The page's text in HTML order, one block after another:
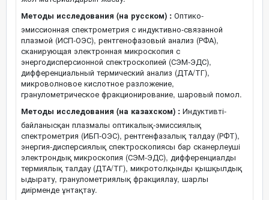
Методы исследования (на русском) : Оптико-
эмиссионная спектрометрия с индуктивно-связанной
плазмой (ИСП-ОЭС), рентгенофазовый анализ (РФА),
сканирующая электронная микроскопия с
энергодисперсионной спектроскопией (СЭМ-ЭДС),
дифференциальный термический анализ (ДТА/ТГ),
микроволновое кислотное разложение,
гранулометрическое фракционирование, шаровый помол.
Методы исследования (на казахском) : Индуктивті-
байланысқан плазмалы оптикалық-эмиссиялық
спектрометрия (ИБП-ОЭС), рентгенфазалық талдау (РФТ),
энергия-дисперсиялық спектроскопиясы бар сканерлеуші
электрондық микроскопия (СЭМ-ЭДС), дифференциалды
термиялық талдау (ДТА/ТГ), микротолқынды қышқылдық
ыдырату, гранулометриялық фракциялау, шарлы
диірменде ұнтақтау.